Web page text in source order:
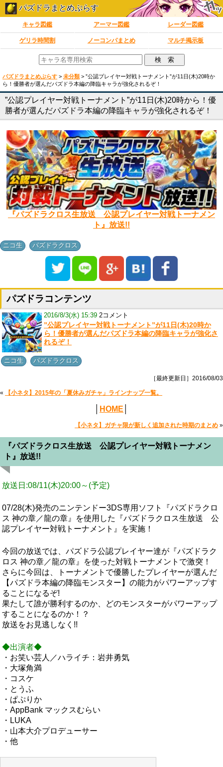
パズドラまとめぷらす
キャラ図鑑 アーマー図鑑 レーダー図鑑
ゲリラ時間割 ノーコンパまとめ マルチ掲示板
パズドラまとめぷらす > 未分類 > ”公認プレイヤー対戦トーナメント”が11日(木)20時か
ら！優勝者が選んだパズドラ本編の降臨キャラが強化されるぞ！
”公認プレイヤー対戦トーナメント”が11日(木)20時から！優
勝者が選んだパズドラ本編の降臨キャラが強化されるぞ！
『パズドラクロス生放送 公認プレイヤー対戦トーナメン
ト』放送!!
ニコ生 パズドラクロス
パズドラコンテンツ
2016/8/3(水) 15:39 2コメント
”公認プレイヤー対戦トーナメント”が11日(木)20時か
ら！優勝者が選んだパズドラ本編の降臨キャラが強化さ
れるぞ！
ニコ生 パズドラクロス
［最終更新日］2016/08/03
« 【小ネタ】2015年の「夏休みガチャ」ラインナップ一覧。
HOME
【小ネタ】ガチャ限が新しく追加された時期のまとめ »
『パズドラクロス生放送 公認プレイヤー対戦トーナメン
ト』放送!!
放送日:08/11(木)20:00～(予定)
07/28(木)発売のニンテンドー3DS専用ソフト『パズドラクロ
ス 神の章／龍の章』を使用した『パズドラクロス生放送 公
認プレイヤー対戦トーナメント』を実施！
今回の放送では、パズドラ公認プレイヤー達が『パズドラク
ロス 神の章／龍の章』を使った対戦トーナメントで激突！
さらに今回は、トーナメントで優勝したプレイヤーが選んだ
【パズドラ本編の降臨モンスター】の能力がパワーアップす
ることになるぞ!
果たして誰が勝利するのか、どのモンスターがパワーアップ
することになるのか！？
放送をお見逃しなく!!
◆出演者◆
・お笑い芸人／ハライチ：岩井勇気
・大塚角満
・コスケ
・とうふ
・ぱぷりか
・AppBank マックスむらい
・LUKA
・山本大介プロデューサー
・他